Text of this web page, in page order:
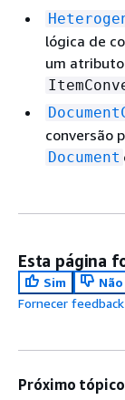
lógica de
um
conversão
Document
Esta página
Sim
Não
Fornecer feedback
Próximo